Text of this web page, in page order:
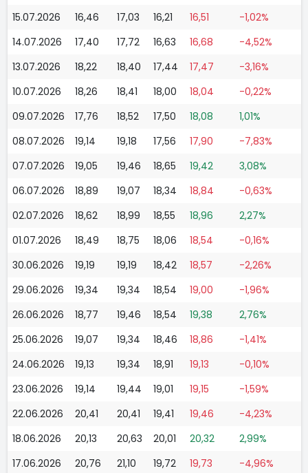
15.07.2026
16,46 17,03 16,21 16,51
-1,02%
14.07.2026
17,40 17,72 16,63 16,68
-4,52%
13.07.2026
18,22 18,40 17,44 17,47
-3,16%
10.07.2026
18,26 18,41 18,00 18,04
-0,22%
09.07.2026
17,76 18,52 17,50 18,08
1,01%
08.07.2026
19,14 19,18 17,56 17,90
-7,83%
07.07.2026
19,05 19,46 18,65 19,42
3,08%
06.07.2026
18,89 19,07 18,34 18,84
-0,63%
02.07.2026
18,62 18,99 18,55 18,96
2,27%
01.07.2026
18,49 18,75 18,06 18,54
-0,16%
30.06.2026
19,19 19,19 18,42 18,57
-2,26%
29.06.2026
19,34 19,34 18,54 19,00
-1,96%
26.06.2026
18,77 19,46 18,54 19,38
2,76%
25.06.2026
19,07 19,34 18,46 18,86
-1,41%
24.06.2026
19,13 19,34 18,91 19,13
-0,10%
23.06.2026
19,14 19,44 19,01 19,15
-1,59%
22.06.2026
20,41 20,41 19,41 19,46
-4,23%
18.06.2026
20,13 20,63 20,01 20,32
2,99%
17.06.2026
20,76 21,10 19,72 19,73
-4,96%